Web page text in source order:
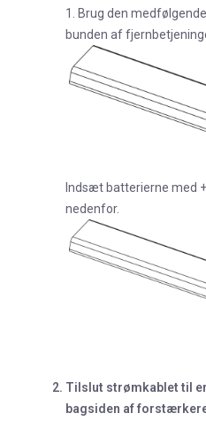
1. Brug den
bunden af
Indsæt batterierne med
nedenfor.
Tilslut strømkablet til
bagsiden af